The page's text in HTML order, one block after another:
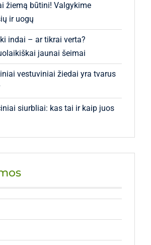
žiemą būtini! Valgykime
ir uogų
indai – ar tikrai verta?
jaunai šeimai
vestuviniai žiedai yra tvarus
siurbliai: kas tai ir kaip juos